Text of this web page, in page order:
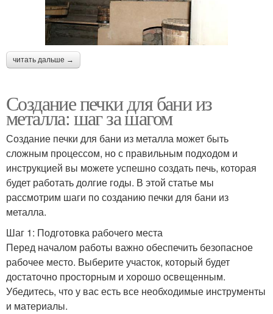
читать дальше →
Создание печки для бани из
металла: шаг за шагом
Создание печки для бани из металла может быть
сложным процессом, но с правильным подходом и
инструкцией вы можете успешно создать печь, которая
будет работать долгие годы. В этой статье мы
рассмотрим шаги по созданию печки для бани из
металла.
Шаг 1: Подготовка рабочего места
Перед началом работы важно обеспечить безопасное
рабочее место. Выберите участок, который будет
достаточно просторным и хорошо освещенным.
Убедитесь, что у вас есть все необходимые инструменты
и материалы.